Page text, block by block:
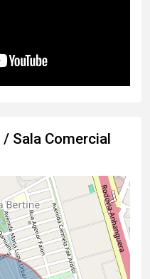
Sala Comercial